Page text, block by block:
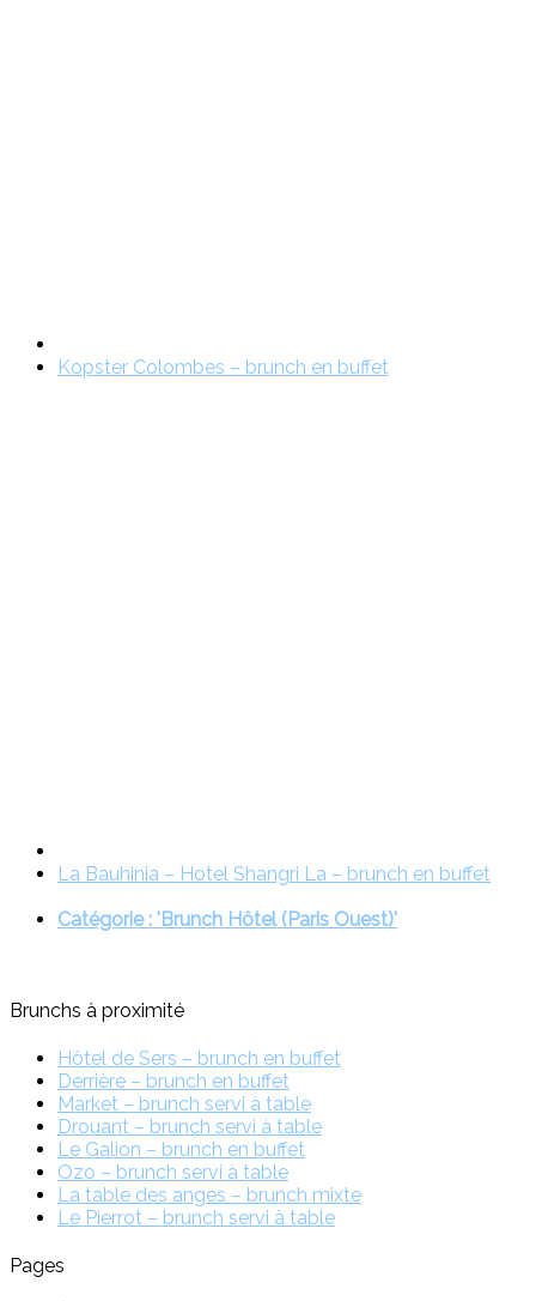
Kopster Colombes – brunch en buffet
La Bauhinia – Hotel Shangri La – brunch en buffet
Catégorie : 'Brunch Hôtel (Paris Ouest)'
Brunchs à proximité
Hôtel de Sers – brunch en buffet
Derrière – brunch en buffet
Market – brunch servi à table
Drouant – brunch servi à table
Le Galion – brunch en buffet
Ozo – brunch servi à table
La table des anges – brunch mixte
Le Pierrot – brunch servi à table
Pages